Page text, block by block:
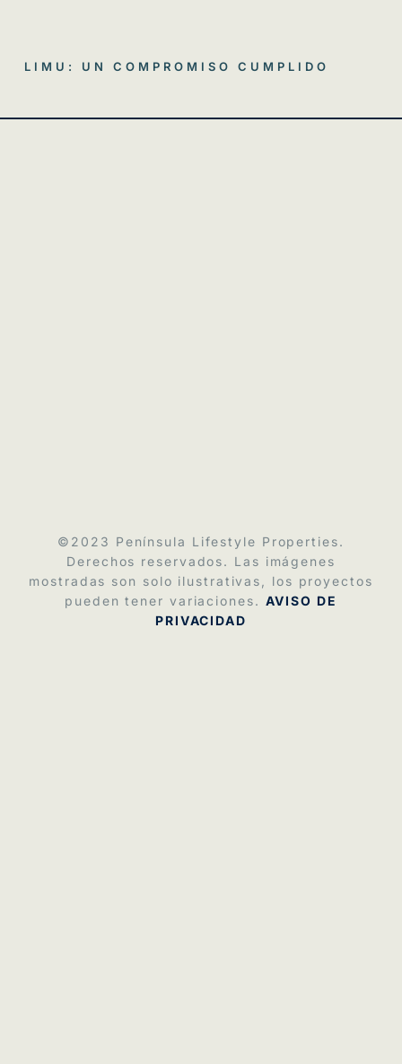
LIMU: UN COMPROMISO CUMPLIDO
©2023 Península Lifestyle Properties.
Derechos reservados. Las imágenes
mostradas son solo ilustrativas, los proyectos
pueden tener variaciones. AVISO DE
PRIVACIDAD